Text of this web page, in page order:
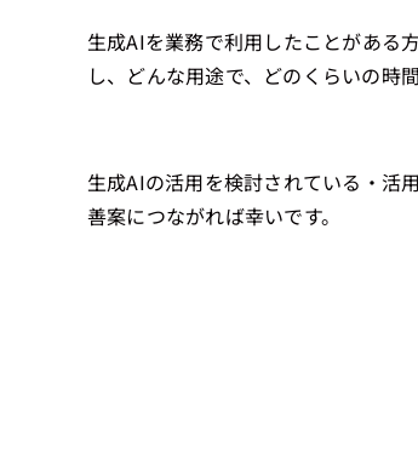
生成AIを業務で利用したことがある
し、どんな用途で、どのくらいの時
生成AIの活用を検討されている・活
善案につながれば幸いです。